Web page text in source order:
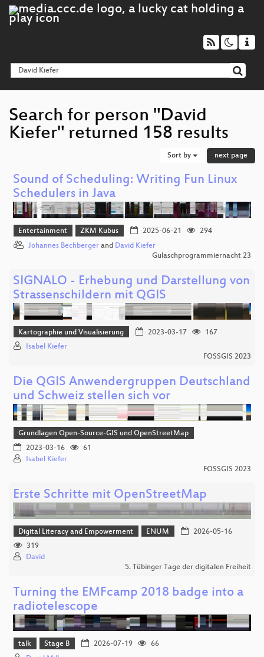
Search for person "David
Kiefer" returned 158 results
Sort by next page
Sound of Scheduling: Writing Fun Linux
Schedulers in Java
Entertainment ZKM Kubus 2025-06-21
294
Johannes Bechberger and David Kiefer
Gulaschprogrammiernacht 23
SIGNALO - Erhebung und Darstellung von
Strassenschildern mit QGIS
Kartographie und Visualisierung 2023-03-17
167
Isabel Kiefer
FOSSGIS 2023
Die QGIS Anwendergruppen Deutschland
und Schweiz stellen sich vor
Grundlagen Open-Source-GIS und OpenStreetMap
2023-03-16
61
Isabel Kiefer
FOSSGIS 2023
Erste Schritte mit OpenStreetMap
Digital Literacy and Empowerment ENUM
2026-05-16
319
David
5. Tübinger Tage der digitalen Freiheit
Turning the EMFcamp 2018 badge into a
radiotelescope
talk Stage B 2026-07-19
66